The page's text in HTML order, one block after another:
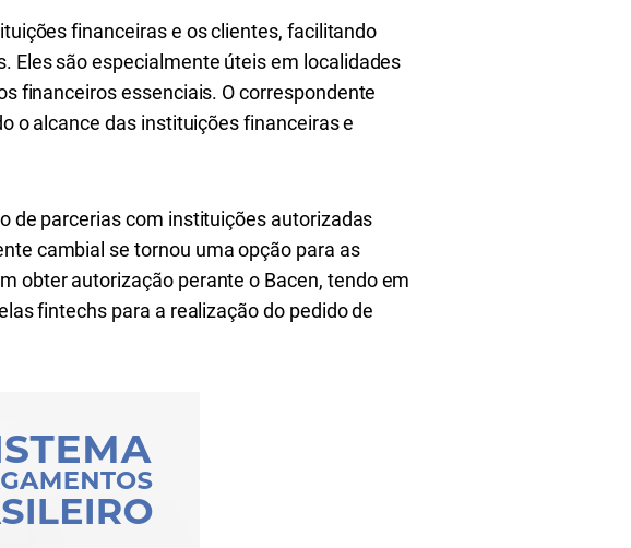
financeiras e os clientes, facilitando
Eles são especialmente úteis em localidades
financeiros essenciais. O correspondente
o alcance das instituições financeiras e
de parcerias com instituições autorizadas
cambial se tornou uma opção para as
obter autorização perante o Bacen, tendo em
fintechs para a realização do pedido de